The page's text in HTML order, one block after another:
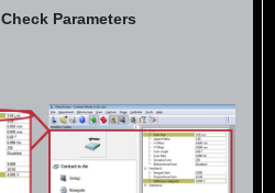
Check Parameters